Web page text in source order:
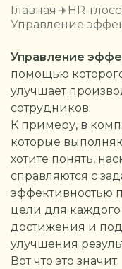
Главная
HR-
Управление
Управление
помощью
улучшает
сотрудников.
К примеру, в
которые
хотите понять,
справляются с
эффективностью
цели для каждого
достижения и
улучшения
Вот что это значит: